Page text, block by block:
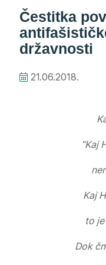
Čestitka
državnosti
21.06.2018.
“Kaj
Kaj
to
Dok